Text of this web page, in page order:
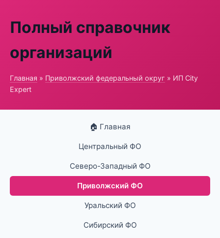
Полный справочник
организаций
Главная » Приволжский федеральный округ » ИП City
Expert
🏠 Главная
Центральный ФО
Северо-Западный ФО
Приволжский ФО
Уральский ФО
Сибирский ФО